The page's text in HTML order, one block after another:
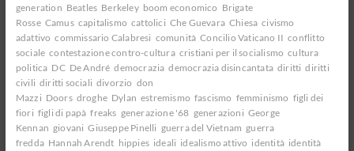
generation Beatles Berkeley boom economico Brigate
Rosse Camus capitalismo cattolici Che Guevara Chiesa civismo
adattivo commissario Calabresi comunità Concilio Vaticano II conflitto
sociale contestazione contro-cultura cristiani per il socialismo cultura
politica DC De André democrazia democrazia disincantata diritti diritti
civili diritti sociali divorzio don
Mazzi Doors droghe Dylan estremismo fascismo femminismo figli dei
fiori figli di papà freaks generazione '68 generazioni George
Kennan giovani Giuseppe Pinelli guerra del Vietnam guerra
fredda Hannah Arendt hippies ideali idealismo attivo identità identità